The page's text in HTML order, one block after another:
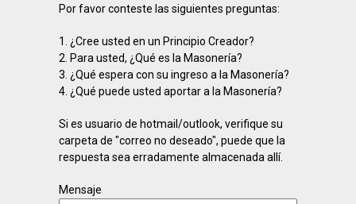
Por favor conteste las siguientes preguntas:
1. ¿Cree usted en un Principio Creador?
2. Para usted, ¿Qué es la Masonería?
3. ¿Qué espera con su ingreso a la Masonería?
4. ¿Qué puede usted aportar a la Masonería?
Si es usuario de hotmail/outlook, verifique su
carpeta de "correo no deseado", puede que la
respuesta sea erradamente almacenada allí.
Mensaje